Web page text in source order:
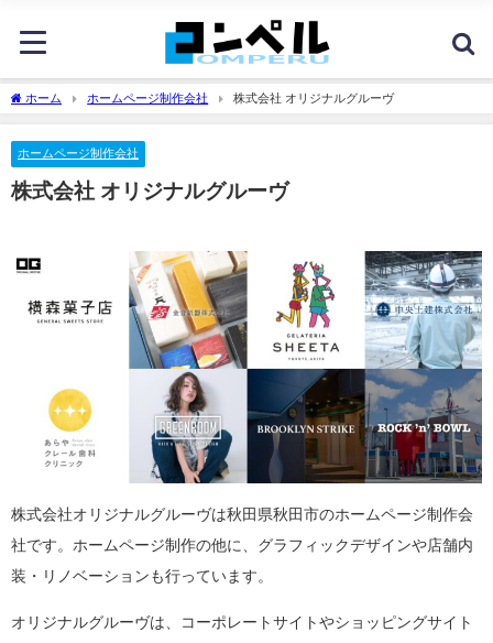
ホーム ホームページ制作会社 株式会社 オリジナルグルーヴ
ホームページ制作会社
株式会社 オリジナルグルーヴ
株式会社オリジナルグルーヴは秋田県秋田市のホームページ制作会
社です。ホームページ制作の他に、グラフィックデザインや店舗内
装・リノベーションも行っています。
オリジナルグルーヴは、コーポレートサイトやショッピングサイト